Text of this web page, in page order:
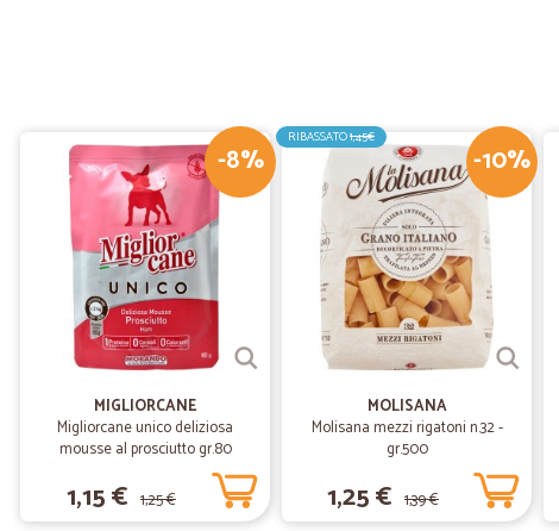
-8%
MIGLIORCANE
Migliorcane unico deliziosa
mousse al prosciutto gr.80
1,15 € 1,25 €
-10%
RIBASSATO1,45€
MOLISANA
Molisana mezzi rigatoni n.32 -
gr.500
1,25 € 1,39 €